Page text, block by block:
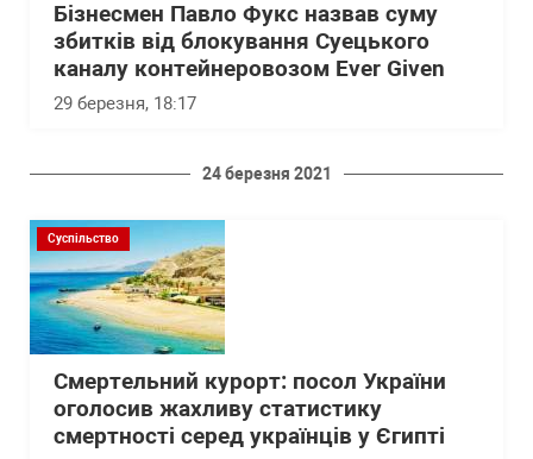
Бізнесмен Павло Фукс назвав суму
збитків від блокування Суецького
каналу контейнеровозом Ever Given
29 березня, 18:17
24 березня 2021
Суспільство
Смертельний курорт: посол України
оголосив жахливу статистику
смертності серед українців у Єгипті